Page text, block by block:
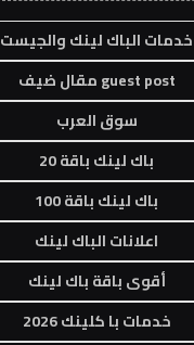
خدمات الباك لينك والجيست
guest post مقال ضيف
سوق العرب
باك لينك باقة 20
باك لينك باقة 100
اعلانات الباك لينك
أقوى باقة باك لينك
خدمات با كلينك 2026